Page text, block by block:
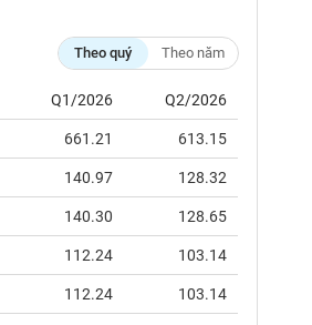
Theo quý Theo năm
Q1/2026 Q2/2026
661.21 613.15
140.97 128.32
140.30 128.65
112.24 103.14
112.24 103.14